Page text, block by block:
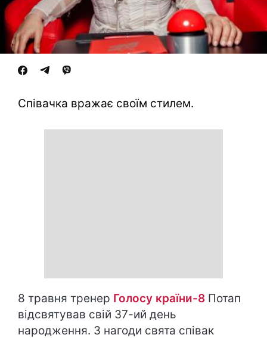
Співачка вражає своїм стилем.
8 травня тренер Голосу країни-8 Потап
відсвятував свій 37-ий день
народження. З нагоди свята співак